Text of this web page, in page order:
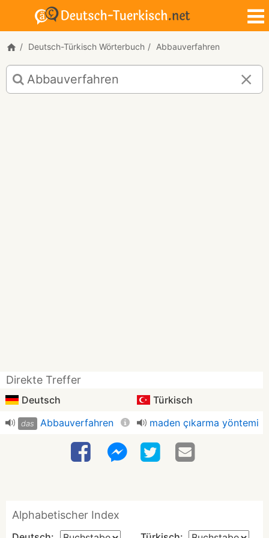
Deutsch-Türkisch Wörterbuch Abbauverfahren
Deutsch-
Türkisch
Übersetzung
Direkte Treffer
Deutsch Türkisch
das Abbauverfahren maden çıkarma yöntemi
Alphabetischer Index